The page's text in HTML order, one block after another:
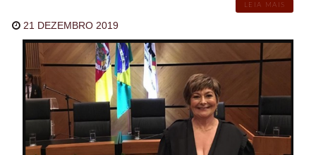
LEIA MAIS
21 DEZEMBRO 2019